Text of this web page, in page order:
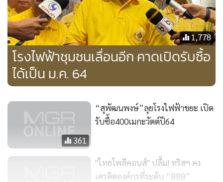
ซึ่งกระบวนการคัดเลือกจึงต้องพิจารณาจากคุณสมบัติดังกล่าว
เพื่อตอบโจทย์ให้โครงการเดินหน้าไปได้ และเป็นที่ยอมรับของ
ชุมชนอย่างแท้จริง โดยขณะนี้ผู้พัฒนาโครงการและวิสาหกิจ
ชุมชน ต่างก็มีความพร้อมในการดำเนินการอยู่แล้ว เหลือเพียงรอ
การประกาศการรับซื้อจากภาครัฐเท่านั้น
การที่จะเดินหน้าในระยะต่อไปซึ่งก็เข้าใจในส่วนนี้โดยเอกชนเอง
ก็ยังคงมองว่าโครงการนี้จะเดินหน้าต่อไปหลังจากที่คณะ
รัฐมนตรี(ครม.)ได้เห็นชอบแผนพัฒนากำลังการผลิตไฟฟ้าของ
ประเทศไทย(PDP2018)ฉบับปรับปรุงครั้งที่ 1 แล้ว"นายผจญ
1,778
โรงไฟฟ้าชุมชนเลื่อนอีก คาดเปิดรับซื้อ
ได้เป็น ม.ค. 64
361
“สุพัฒนพงษ์”ลุยโรงไฟฟ้าขยะ เปิด
รับซื้อ400เมกะวัตต์ปี64
"ไทยโพลีคอนส์" ปลื้ม! ทริสฯ คง
เครดิตองค์กรที่ระดับ “BBB”